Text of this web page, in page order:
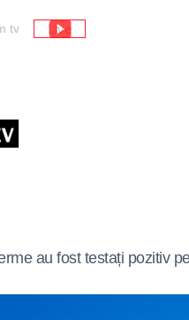
tv Live
au fost testați pozitiv